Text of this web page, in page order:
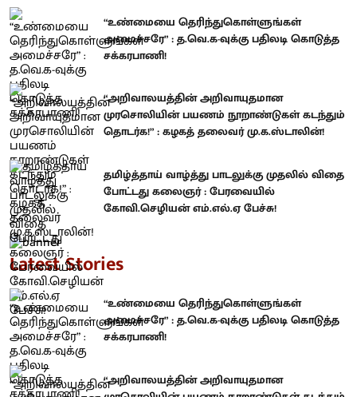
“உண்மையை தெரிந்துகொள்ளுங்கள்
அமைச்சரே” : த.வெ.க-வுக்கு பதிலடி கொடுத்த
சக்கரபாணி!
“அறிவாலயத்தின் அறிவாயுதமான
முரசொலியின் பயணம் நூறாண்டுகள் கடந்தும்
தொடர்க!” : கழகத் தலைவர் மு.க.ஸ்டாலின்!
தமிழ்த்தாய் வாழ்த்து பாடலுக்கு முதலில் விதை
போட்டது கலைஞர் : பேரவையில்
கோவி.செழியன் எம்.எல்.ஏ பேச்சு!
Latest Stories
“உண்மையை தெரிந்துகொள்ளுங்கள்
அமைச்சரே” : த.வெ.க-வுக்கு பதிலடி கொடுத்த
சக்கரபாணி!
“அறிவாலயத்தின் அறிவாயுதமான